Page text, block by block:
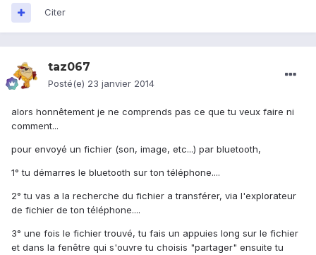
Citer
taz067
Posté(e) 23 janvier 2014
alors honnêtement je ne comprends pas ce que tu veux faire ni
comment...
pour envoyé un fichier (son, image, etc...) par bluetooth,
1° tu démarres le bluetooth sur ton téléphone....
2° tu vas a la recherche du fichier a transférer, via l'explorateur
de fichier de ton téléphone....
3° une fois le fichier trouvé, tu fais un appuies long sur le fichier
et dans la fenêtre qui s'ouvre tu choisis "partager" ensuite tu